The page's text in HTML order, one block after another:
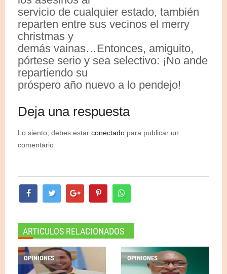
servicio de cualquier estado, también
reparten entre sus vecinos el merry
christmas y
demás vainas…Entonces, amiguito,
pórtese serio y sea selectivo: ¡No ande
repartiendo su
próspero año nuevo a lo pendejo!
Deja una respuesta
Lo siento, debes estar conectado para publicar un
comentario.
ARTICULOS RELACIONADOS
OPINIONES OPINIONES